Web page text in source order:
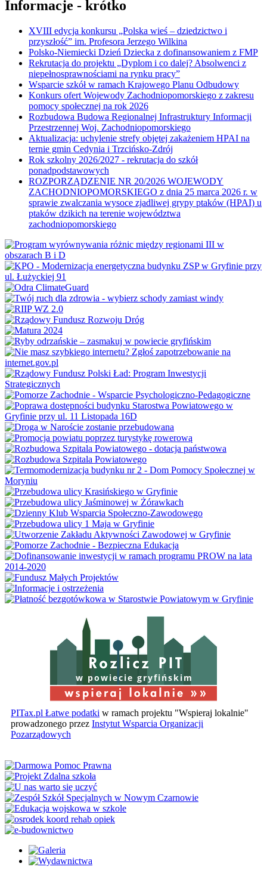
Informacje - krótko
XVIII edycja konkursu „Polska wieś – dziedzictwo i
przyszłość” im. Profesora Jerzego Wilkina
Polsko-Niemiecki Dzień Dziecka z dofinansowaniem z FMP
Rekrutacja do projektu „Dyplom i co dalej? Absolwenci z
niepełnosprawnościami na rynku pracy”
Wsparcie szkół w ramach Krajowego Planu Odbudowy
Konkurs ofert Wojewody Zachodniopomorskiego z zakresu
pomocy społecznej na rok 2026
Rozbudowa Budowa Regionalnej Infrastruktury Informacji
Przestrzennej Woj. Zachodniopomorskiego
Aktualizacja: uchylenie strefy objętej zakażeniem HPAI na
ternie gmin Cedynia i Trzcińsko-Zdrój
Rok szkolny 2026/2027 - rekrutacja do szkół
ponadpodstawowych
ROZPORZĄDZENIE NR 20/2026 WOJEWODY
ZACHODNIOPOMORSKIEGO z dnia 25 marca 2026 r. w
sprawie zwalczania wysoce zjadliwej grypy ptaków (HPAI) u
ptaków dzikich na terenie województwa
zachodniopomorskiego
w powiecie gryfińskim
PITax.pl Łatwe podatki w ramach projektu "Wspieraj lokalnie"
prowadzonego przez Instytut Wsparcia Organizacji
Pozarządowych